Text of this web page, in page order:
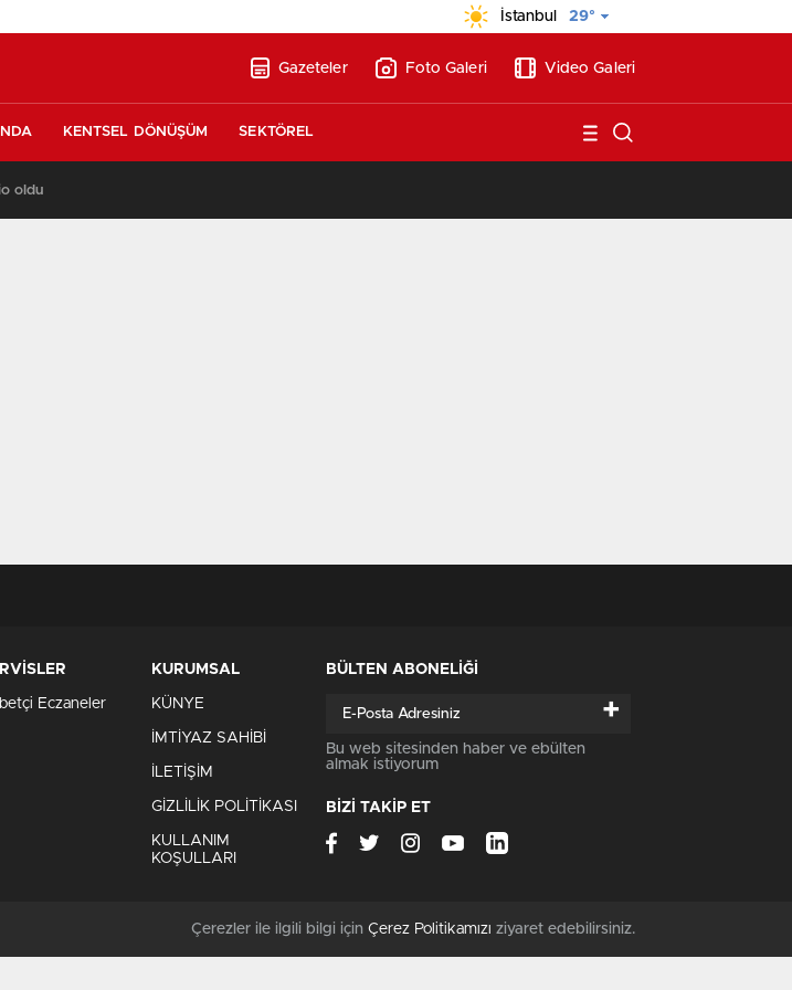
İstanbul 29°
Gazeteler Foto Galeri Video Galeri
KENTSEL DÖNÜŞÜM SEKTÖREL
oldu
Eczaneler
KURUMSAL
KÜNYE
İMTİYAZ SAHİBİ
İLETİŞİM
GİZLİLİK POLİTİKASI
KULLANIM
KOŞULLARI
BÜLTEN ABONELİĞİ
+
Bu web sitesinden haber ve ebülten
almak istiyorum
BİZİ TAKİP ET
Çerezler ile ilgili bilgi için Çerez Politikamızı ziyaret edebilirsiniz.